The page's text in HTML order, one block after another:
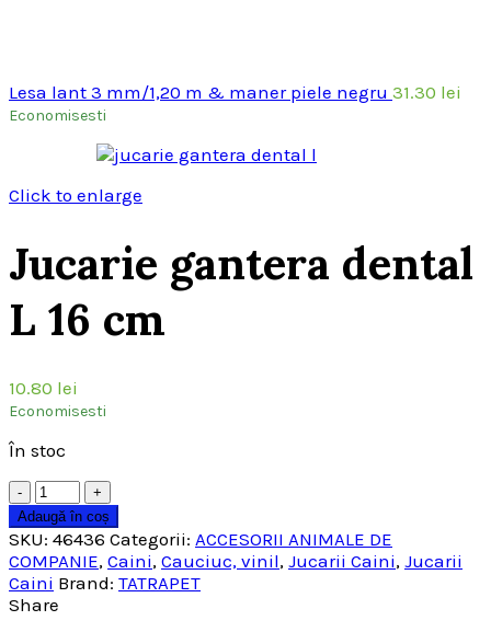
Lesa lant 3 mm/1,20 m & maner piele negru 31.30 lei
Economisesti
Click to enlarge
Jucarie gantera dental
L 16 cm
10.80 lei
Economisesti
În stoc
Cantitate
Adaugă în coș
SKU: 46436 Categorii: ACCESORII ANIMALE DE
COMPANIE, Caini, Cauciuc, vinil, Jucarii Caini, Jucarii
Caini Brand: TATRAPET
Share